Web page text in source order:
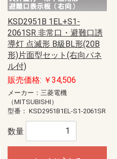
KSD2951B 1EL+S1-
2061SR 非常口・避難口誘
導灯 点滅形 B級BL形(20B
形)片面型セット(右向パネ
ル付)
販売価格: ￥34,506
メーカー：三菱電機
（MITSUBISHI）
型番： KSD2951B1EL-S1-2061SR
数量